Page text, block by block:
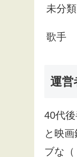
未分類
歌手
運営
40代
と映
ブな（